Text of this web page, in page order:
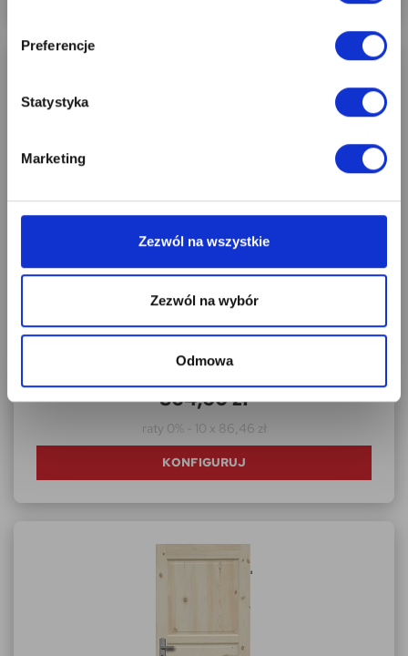
Preferencje
Statystyka
Marketing
Zezwól na wszystkie
Zezwól na wybór
Odmowa
Drzwi sosnowe, sęczne - Londyn Lux wersja 6S -
Seria Classic - Drzwi...
864,60 zł
raty 0% - 10 x 86,46 zł
KONFIGURUJ